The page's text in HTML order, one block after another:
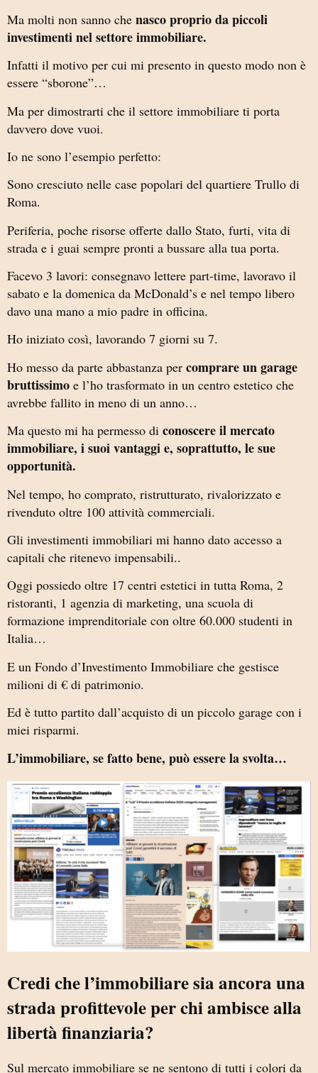
Ma molti non sanno che nasco proprio da piccoli
investimenti nel settore immobiliare.
Infatti il motivo per cui mi presento in questo modo non è
essere “sborone”…
Ma per dimostrarti che il settore immobiliare ti porta
davvero dove vuoi.
Io ne sono l’esempio perfetto:
Sono cresciuto nelle case popolari del quartiere Trullo di
Roma.
Periferia, poche risorse offerte dallo Stato, furti, vita di
strada e i guai sempre pronti a bussare alla tua porta.
Facevo 3 lavori: consegnavo lettere part-time, lavoravo il
sabato e la domenica da McDonald’s e nel tempo libero
davo una mano a mio padre in officina.
Ho iniziato così, lavorando 7 giorni su 7.
Ho messo da parte abbastanza per comprare un garage
bruttissimo e l’ho trasformato in un centro estetico che
avrebbe fallito in meno di un anno…
Ma questo mi ha permesso di conoscere il mercato
immobiliare, i suoi vantaggi e, soprattutto, le sue
opportunità.
Nel tempo, ho comprato, ristrutturato, rivalorizzato e
rivenduto oltre 100 attività commerciali.
Gli investimenti immobiliari mi hanno dato accesso a
capitali che ritenevo impensabili..
Oggi possiedo oltre 17 centri estetici in tutta Roma, 2
ristoranti, 1 agenzia di marketing, una scuola di
formazione imprenditoriale con oltre 60.000 studenti in
Italia…
E un Fondo d’Investimento Immobiliare che gestisce
milioni di € di patrimonio.
Ed è tutto partito dall’acquisto di un piccolo garage con i
miei risparmi.
L’immobiliare, se fatto bene, può essere la svolta…
Credi che l’immobiliare sia ancora una
strada profittevole per chi ambisce alla
libertà finanziaria?
Sul mercato immobiliare se ne sentono di tutti i colori da